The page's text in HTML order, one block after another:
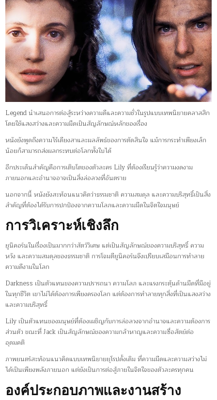
Legend นำเสนอการต่อสู้ระหว่างความดีและความชั่วในรูปแบบเทพนิยายคลาสสิก
โดยใช้แสงสว่างและความมืดเป็นสัญลักษณ์หลักของเรื่อง
หนังยังพูดถึงความไร้เดียงสาและผลลัพธ์ของการตัดสินใจ แม้การกระทำเพียงเล็ก
น้อยก็สามารถส่งผลกระทบต่อโลกทั้งใบได้
อีกประเด็นสำคัญคือการเติบโตของตัวละคร Lily ที่ต้องเรียนรู้ว่าความงดงาม
ภายนอกและอำนาจอาจเป็นสิ่งล่อลวงที่อันตราย
นอกจากนี้ หนังยังสะท้อนแนวคิดว่าธรรมชาติ ความสมดุล และความบริสุทธิ์เป็นสิ่ง
สำคัญที่ต้องได้รับการปกป้องจากความโลภและความมืดในจิตใจมนุษย์
การวิเคราะห์เชิงลึก
ยูนิคอร์นในเรื่องเป็นมากกว่าสัตว์วิเศษ แต่เป็นสัญลักษณ์ของความบริสุทธิ์ ความ
หวัง และความสมดุลของธรรมชาติ การโจมตียูนิคอร์นจึงเปรียบเสมือนการทำลาย
ความดีงามในโลก
Darkness เป็นตัวแทนของความปรารถนา ความโลภ และแรงกระตุ้นด้านมืดที่มีอยู่
ในทุกชีวิต เขาไม่ได้ต้องการเพียงครองโลก แต่ต้องการทำลายทุกสิ่งที่เป็นแสงสว่าง
และความบริสุทธิ์
Lily เป็นตัวแทนของมนุษย์ที่ต้องเผชิญกับการล่อลวงจากอำนาจและความต้องการ
ส่วนตัว ขณะที่ Jack เป็นสัญลักษณ์ของความกล้าหาญและความซื่อสัตย์ต่อ
อุดมคติ
ภาพยนตร์สะท้อนแนวคิดแบบเทพนิยายยุโรปดั้งเดิม ที่ความมืดและความสว่างไม่
ได้เป็นเพียงพลังภายนอก แต่ยังเป็นการต่อสู้ภายในจิตใจของตัวละครทุกคน
องค์ประกอบภาพและงานสร้าง